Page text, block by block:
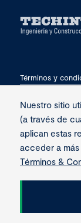
Términos y
Privacidad
Contacto
Copyright ©
Nuestro sitio
(a través de
aplican estas
acceder a
Términos &